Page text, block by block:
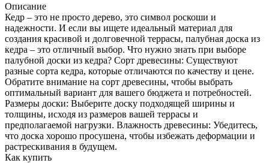
Описание
Кедр – это не просто дерево, это символ роскоши и
надежности. И если вы ищете идеальный материал для
создания красивой и долговечной террасы, палубная доска из
кедра – это отличный выбор. Что нужно знать при выборе
палубной доски из кедра? Сорт древесины: Существуют
разные сорта кедра, которые отличаются по качеству и цене.
Обратите внимание на сорт древесины, чтобы выбрать
оптимальный вариант для вашего бюджета и потребностей.
Размеры доски: Выберите доску подходящей ширины и
толщины, исходя из размеров вашей террасы и
предполагаемой нагрузки. Влажность древесины: Убедитесь,
что доска хорошо просушена, чтобы избежать деформации и
растрескивания в будущем.
Как купить